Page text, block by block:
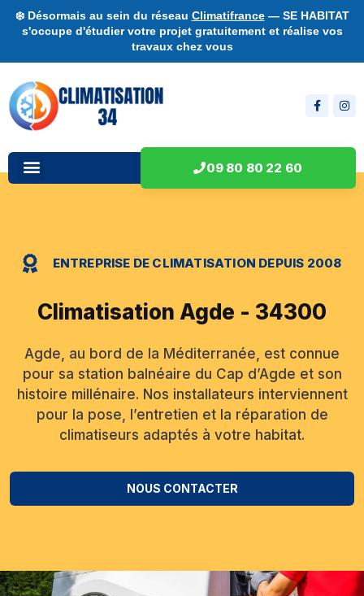
❄️ Désormais au sein du réseau Climatifrance— SE HABITAT
s'occupe d'étudier votre projet gratuitement et réalise vos
travaux chez vous
09 80 80 22 60
ENTREPRISE DE CLIMATISATION DEPUIS 2008
Climatisation Agde - 34300
Agde, au bord de la Méditerranée, est connue
pour sa station balnéaire du Cap d’Agde et son
histoire millénaire. Nos installateurs interviennent
pour la pose, l’entretien et la réparation de
climatiseurs adaptés à votre habitat.
NOUS CONTACTER